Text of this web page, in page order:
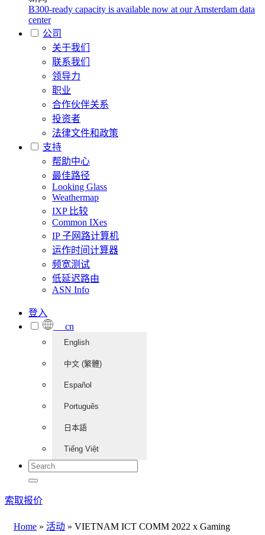
B300-ready capacity is available now at our Amsterdam data
center
公司
关于我们
联系我们
领导力
职业
合作伙伴关系
投资者
法律文件和政策
支持
帮助中心
最佳路径
Looking Glass
Weathermap
IXP 比较
Common IXes
IP 子网路计算机
运作时间计算器
频宽测试
低延迟路由
ASN Info
登入
cn
English
中文 (繁體)
Español
Português
日本語
Tiếng Việt
索取报价
Home » 活动 » VIETNAM ICT COMM 2022 x Gaming